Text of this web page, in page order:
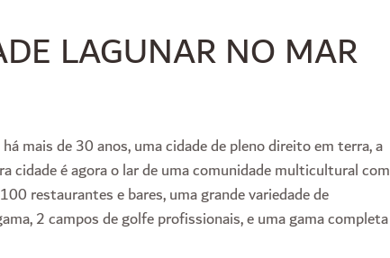
LAGUNAR NO MAR
mais de 30 anos, uma cidade de pleno direito em terra, a
cidade é agora o lar de uma comunidade multicultural com
restaurantes e bares, uma grande variedade de
2 campos de golfe profissionais, e uma gama completa